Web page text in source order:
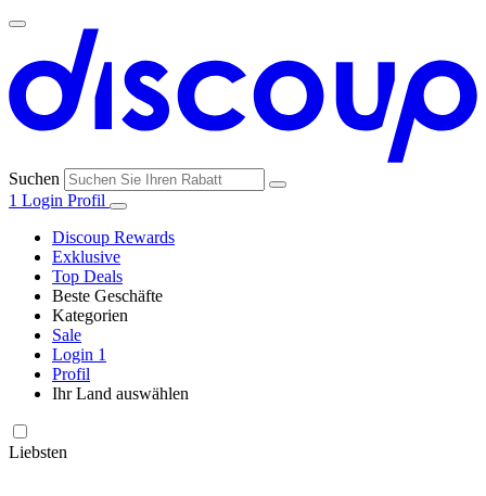
Suchen
1 Login Profil
Discoup Rewards
Exklusive
Top Deals
Beste Geschäfte
Amazon
Kategorien
Sale
Login 1
Profil
Ihr Land auswählen
Liebsten